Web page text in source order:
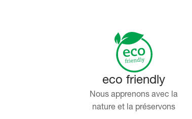
eco friendly
Nous apprenons avec la
nature et la préservons